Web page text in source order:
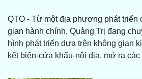
QTO - Từ một địa phương phát triển
gian hành chính, Quảng Trị đang
hình phát triển dựa trên không gian
kết biển-cửa khẩu-nội địa, mở ra